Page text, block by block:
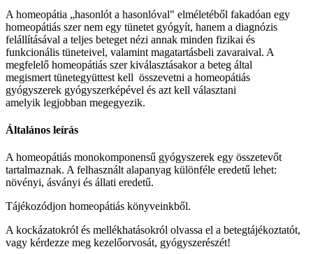
A homeopátia „hasonlót a hasonlóval" elméletéből fakadóan egy
homeopátiás szer nem egy tünetet gyógyít, hanem a diagnózis
felállításával a teljes beteget nézi annak minden fizikai és
funkcionális tüneteivel, valamint magatartásbeli zavaraival. A
megfelelő homeopátiás szer kiválasztásakor a beteg által
megismert tünetegyüttest kell összevetni a homeopátiás
gyógyszerek gyógyszerképével és azt kell választani
amelyik legjobban megegyezik.
Általános leírás
A homeopátiás monokomponensű gyógyszerek egy összetevőt
tartalmaznak. A felhasznált alapanyag különféle eredetű lehet:
növényi, ásványi és állati eredetű.
Tájékozódjon homeopátiás könyveinkből.
A kockázatokról és mellékhatásokról olvassa el a betegtájékoztatót,
vagy kérdezze meg kezelőorvosát, gyógyszerészét!